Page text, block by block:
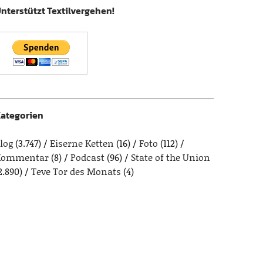
Textilvergehen!
(3.747) Eiserne Ketten (16) Foto (112)
(8) Podcast(96)
State of the Union
Teve Tor des Monats (4)